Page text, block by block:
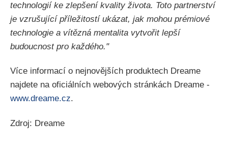
technologií ke zlepšení kvality života. Toto partnerství
je vzrušující příležitostí ukázat, jak mohou prémiové
technologie a vítězná mentalita vytvořit lepší
budoucnost pro každého."
Více informací o nejnovějších produktech Dreame
najdete na oficiálních webových stránkách Dreame -
www.dreame.cz.
Zdroj: Dreame